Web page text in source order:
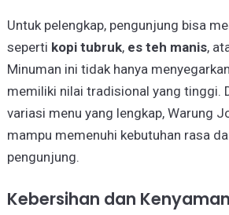
Untuk pelengkap, pengunjung bisa
seperti kopi tubruk, es teh manis,
Minuman ini tidak hanya
memiliki nilai tradisional yang tinggi.
variasi menu yang lengkap, Warung
mampu memenuhi kebutuhan rasa
pengunjung.
Kebersihan dan